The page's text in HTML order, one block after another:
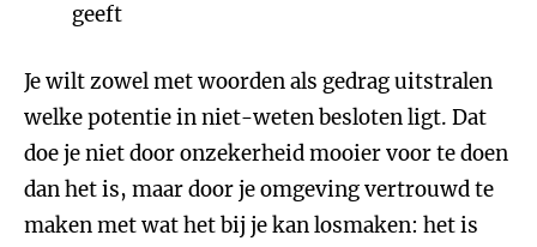
geeft
Je wilt zowel met woorden als gedrag uitstralen
welke potentie in niet-weten besloten ligt. Dat
doe je niet door onzekerheid mooier voor te doen
dan het is, maar door je omgeving vertrouwd te
maken met wat het bij je kan losmaken: het is